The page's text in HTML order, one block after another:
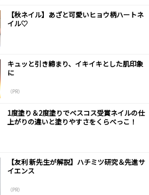
【秋ネイル】あざと可愛いヒョウ柄ハートネ
イル♡
キュッと引き締まり、イキイキとした肌印象
に
（PR）
1度塗り＆2度塗りでベスコス受賞ネイルの仕
上がりの違いと塗りやすさをくらべっこ！
【友利 新先生が解説】ハチミツ研究＆先進サ
イエンス
（PR）